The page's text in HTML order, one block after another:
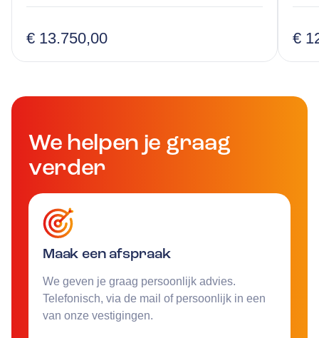
€ 13.750,00 €
We helpen je graag
verder
Maak een afspraak
We geven je graag persoonlijk advies.
Telefonisch, via de mail of persoonlijk in een
van onze vestigingen.